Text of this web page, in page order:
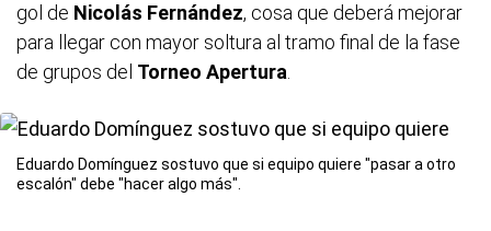
gol de Nicolás Fernández, cosa que deberá mejorar
para llegar con mayor soltura al tramo final de la fase
de grupos del Torneo Apertura
Eduardo Domínguez sostuvo que si equipo quiere "pasar a otro
escalón" debe "hacer algo más".